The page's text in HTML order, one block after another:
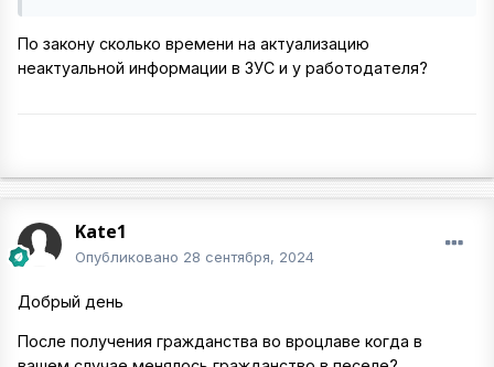
По закону сколько времени на актуализацию
неактуальной информации в ЗУС и у работодателя?
Kate1
Опубликовано 28 сентября, 2024
Добрый день
После получения гражданства во вроцлаве когда в